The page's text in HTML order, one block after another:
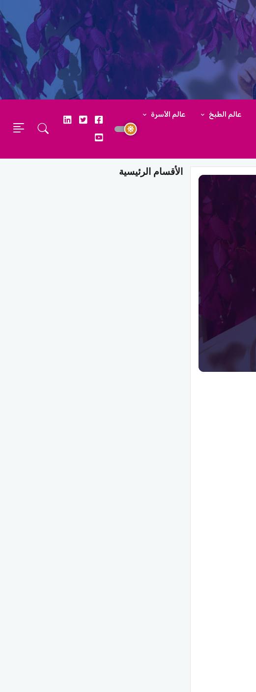
عالم الطبخ عالم الأسرة
الأقسام الرئيسية